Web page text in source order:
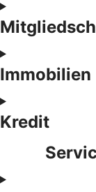
Immobilien
Kredit